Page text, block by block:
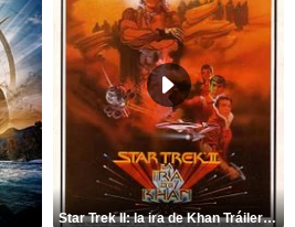
Star Trek II: la ira de Khan Tráiler VO